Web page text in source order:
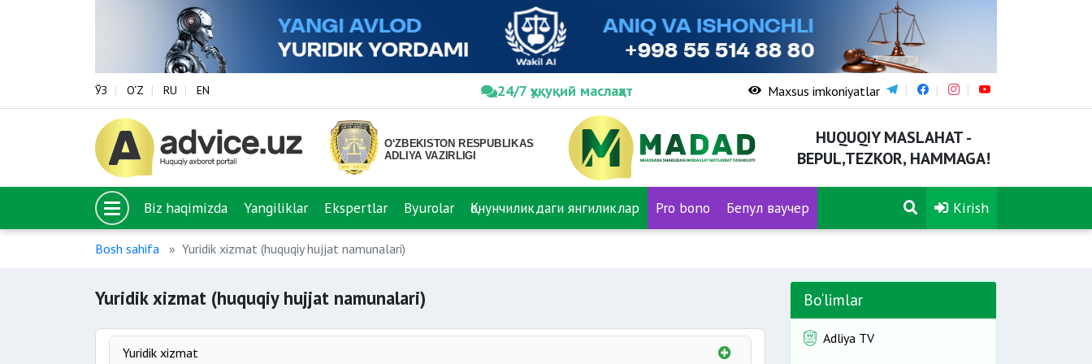
ЎЗ O‘Z RU EN 24/7 ҳуқуқий маслаҳат Maxsus imkoniyatlar
HUQUQIY MASLAHAT -
BEPUL,TEZKOR, HAMMAGA!
Biz haqimizda Yangiliklar Ekspertlar Byurolar Қонунчиликдаги янгиликлар Pro bono Бепул ваучер Kirish
Bosh sahifa Yuridik xizmat (huquqiy hujjat namunalari)
Yuridik xizmat (huquqiy hujjat namunalari)
Yuridik xizmat
Bo‘limlar
Adliya TV